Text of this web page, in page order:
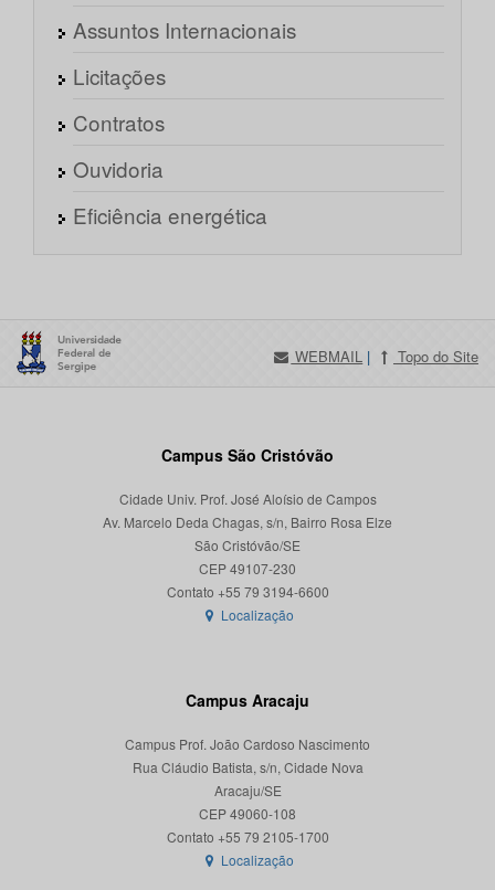
Assuntos Internacionais
Licitações
Contratos
Ouvidoria
Eficiência energética
WEBMAIL | Topo do Site
Campus São Cristóvão
Cidade Univ. Prof. José Aloísio de Campos
Av. Marcelo Deda Chagas, s/n, Bairro Rosa Elze
São Cristóvão/SE
CEP 49107-230
Localização
Campus Aracaju
Campus Prof. João Cardoso Nascimento
Rua Cláudio Batista, s/n, Cidade Nova
Aracaju/SE
CEP 49060-108
Localização